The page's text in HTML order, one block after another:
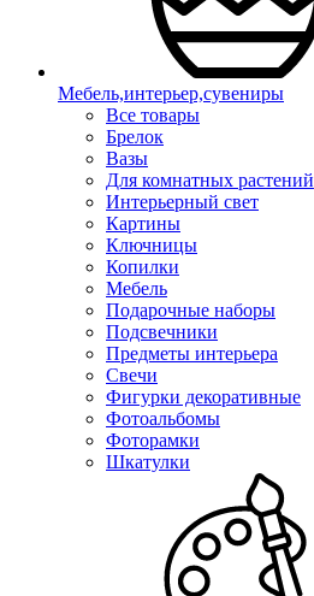
Мебель,интерьер,сувениры
Все товары
Брелок
Вазы
Для комнатных растений
Интерьерный свет
Картины
Ключницы
Копилки
Мебель
Подарочные наборы
Подсвечники
Предметы интерьера
Свечи
Фигурки декоративные
Фотоальбомы
Фоторамки
Шкатулки